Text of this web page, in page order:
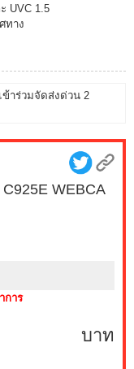
UVC 1.5
ทาง
ข้าร่วมจัดส่งด่วน 2
WEBCA
การ
บาท